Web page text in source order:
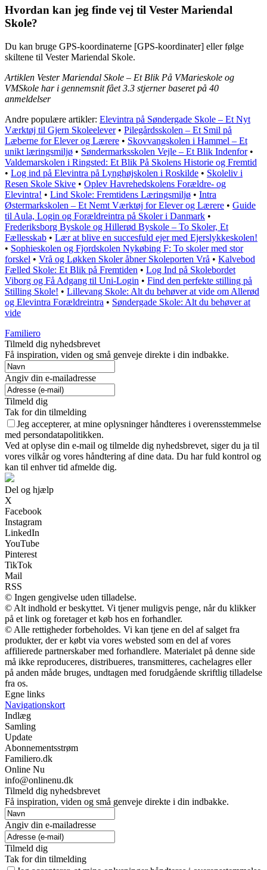
Hvordan kan jeg finde vej til Vester Mariendal
Skole?
Du kan bruge GPS-koordinaterne [GPS-koordinater] eller følge
skiltene til Vester Mariendal Skole.
Artiklen Vester Mariendal Skole – Et Blik På VMarieskole og
VMSkole har i gennemsnit fået3.3 stjerner baseret på 40
anmeldelser
Andre populære artikler: Elevintra på Søndergade Skole – Et Nyt
Værktøj til Gjern Skoleelever• Pilegårdsskolen – Et Smil på
Læberne for Elever og Lærere • Skovvangskolen i Hammel – Et
unikt læringsmiljø • Søndermarksskolen Vejle – Et Blik Indenfor•
Valdemarskolen i Ringsted: Et Blik På Skolens Historie og Fremtid
• Log ind på Elevintra på Lynghøjskolen i Roskilde • Skoleliv i
Resen Skole Skive • Oplev Havrehedskolens Forældre- og
Elevintra! • Lind Skole: Fremtidens Læringsmiljø • Intra
Østermarkskolen – Et Nemt Værktøj for Elever og Lærere • Guide
til Aula, Login og Forældreintra på Skoler i Danmark •
Frederiksborg Byskole og Hillerød Byskole – To Skoler, Et
Fællesskab • Lær at blive en succesfuld ejer med Ejerslykkeskolen!
• Sophieskolen og Fjordskolen Nykøbing F: To skoler med stor
forskel • Vrå og Løkken Skoler åbner Skoleporten Vrå • Kalvebod
Fælled Skole: Et Blik på Fremtiden • Log Ind på Skolebordet
Viborg og Få Adgang til Uni-Login • Find den perfekte stilling på
Stilling Skole! • Lillevang Skole: Alt du behøver at vide om Allerød
og Elevintra Forældreintra • Søndergade Skole: Alt du behøver at
vide
Familiero
Tilmeld dig nyhedsbrevet
Få inspiration, viden og små genveje direkte i din indbakke.
Angiv din e-mailadresse
Tilmeld dig
Tak for din tilmelding
Jeg accepterer, at mine oplysninger håndteres i overensstemmelse
med persondatapolitikken.
Ved at oplyse din e-mail og tilmelde dig nyhedsbrevet, siger du ja til
vores vilkår og vores håndtering af dine data. Du har fuld kontrol og
kan til enhver tid afmelde dig.
Del og hjælp
X
Facebook
Instagram
LinkedIn
YouTube
Pinterest
TikTok
Mail
RSS
© Ingen gengivelse uden tilladelse.
© Alt indhold er beskyttet. Vi tjener muligvis penge, når du klikker
på et link og foretager et køb hos en forhandler.
© Alle rettigheder forbeholdes. Vi kan tjene en del af salget fra
produkter, der er købt via vores websted som en del af vores
affilierede partnerskaber med forhandlere. Materialet på denne side
må ikke reproduceres, distribueres, transmitteres, cachelagres eller
på anden måde bruges, undtagen med forudgående skriftlig tilladelse
fra os.
Egne links
Navigationskort
Indlæg
Samling
Update
Abonnementsstrøm
Familiero.dk
Online Nu
info@onlinenu.dk
Tilmeld dig nyhedsbrevet
Få inspiration, viden og små genveje direkte i din indbakke.
Angiv din e-mailadresse
Tilmeld dig
Tak for din tilmelding